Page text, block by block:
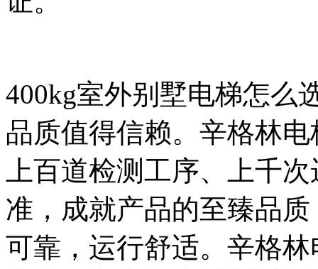
400kg室外别墅电梯怎么
品质值得信赖。辛格林
上百道检测工序、上千
准，成就产品的至臻品
可靠，运行舒适。辛格